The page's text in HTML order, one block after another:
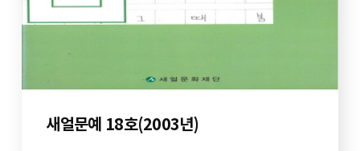
새얼문예 18호(2003년)